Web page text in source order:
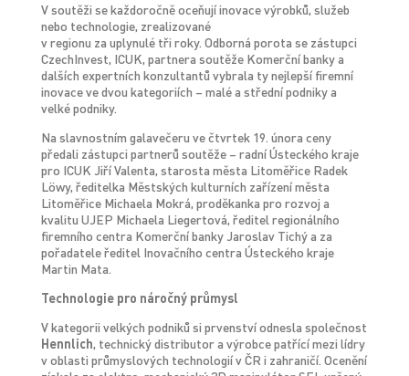
V soutěži se každoročně oceňují inovace výrobků, služeb
nebo technologie, zrealizované
v regionu za uplynulé tři roky. Odborná porota se zástupci
CzechInvest, ICUK, partnera soutěže Komerční banky a
dalších expertních konzultantů vybrala ty nejlepší firemní
inovace ve dvou kategoriích – malé a střední podniky a
velké podniky.
Na slavnostním galavečeru ve čtvrtek 19. února ceny
předali zástupci partnerů soutěže – radní Ústeckého kraje
pro ICUK Jiří Valenta, starosta města Litoměřice Radek
Löwy, ředitelka Městských kulturních zařízení města
Litoměřice Michaela Mokrá, proděkanka pro rozvoj a
kvalitu UJEP Michaela Liegertová, ředitel regionálního
firemního centra Komerční banky Jaroslav Tichý a za
pořadatele ředitel Inovačního centra Ústeckého kraje
Martin Mata.
Technologie pro náročný průmysl
V kategorii velkých podniků si prvenství odnesla společnost
Hennlich, technický distributor a výrobce patřící mezi lídry
v oblasti průmyslových technologií v ČR i zahraničí. Ocenění